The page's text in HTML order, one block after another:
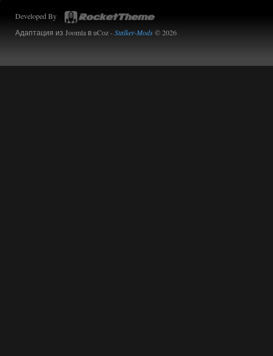
Engine
Developed By
Адаптация из Joomla в uCoz -Stalker-Mods© 2026